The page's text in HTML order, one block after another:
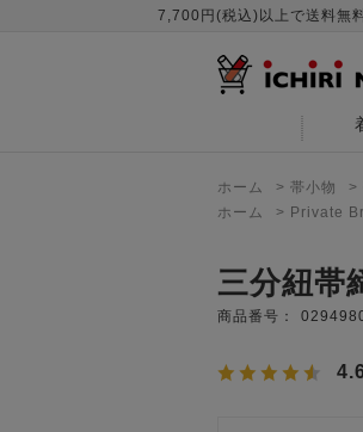
7,700円(税込)以上で送料無
ホーム > 帯小物 >
ホーム
> Private
三分紐帯
商品番号：